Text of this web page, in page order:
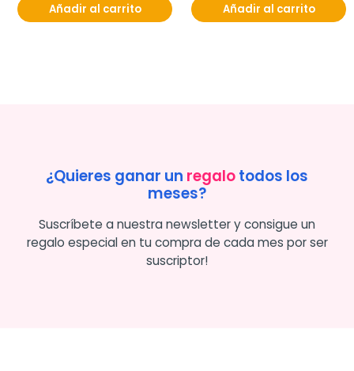
Añadir al carrito Añadir al carrito
¿Quieres ganar un regalotodos los
meses?
Suscríbete a nuestra newsletter y consigue un
regalo especial en tu compra de cada mes por ser
suscriptor!